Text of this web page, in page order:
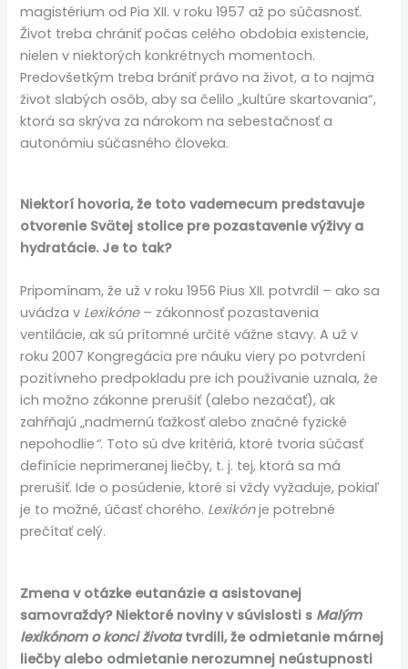
magistérium od Pia XII. v roku 1957 až po súčasnosť.
Život treba chrániť počas celého obdobia existencie,
nielen v niektorých konkrétnych momentoch.
Predovšetkým treba brániť právo na život, a to najmä
život slabých osôb, aby sa čelilo „kultúre skartovania“,
ktorá sa skrýva za nárokom na sebestačnosť a
autonómiu súčasného človeka.
Niektorí hovoria, že toto vademecum predstavuje
otvorenie Svätej stolice pre pozastavenie výživy a
hydratácie. Je to tak?
Pripomínam, že už v roku 1956 Pius XII. potvrdil – ako sa
uvádza v Lexikóne– zákonnosť pozastavenia
ventilácie, ak sú prítomné určité vážne stavy. A už v
roku 2007 Kongregácia pre náuku viery po potvrdení
pozitívneho predpokladu pre ich používanie uznala, že
ich možno zákonne prerušiť (alebo nezačať), ak
zahŕňajú „nadmernú ťažkosť alebo značné fyzické
nepohodlie“. Toto sú dve kritériá, ktoré tvoria súčasť
definície neprimeranej liečby, t. j. tej, ktorá sa má
prerušiť. Ide o posúdenie, ktoré si vždy vyžaduje, pokiaľ
je to možné, účasť chorého. Lexikónje potrebné
prečítať celý.
Zmena v otázke eutanázie a asistovanej
samovraždy? Niektoré noviny v súvislosti s Malým
lexikónom o konci životatvrdili, že odmietanie márnej
liečby alebo odmietanie nerozumnej neústupnosti